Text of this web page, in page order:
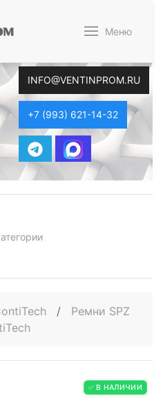
Меню
INFO@VENTINPROM.RU
+7 (993) 621-14-32
/
Ремни SPZ
✅ В НАЛИЧИИ